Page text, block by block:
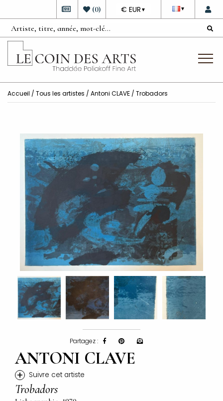
▼
DEVISE
€ EUR ▼
(0)
Accueil / Tous les artistes / Antoni CLAVE / Trobadors
Partagez :
ANTONI CLAVE
+ Suivre cet artiste
Trobadors